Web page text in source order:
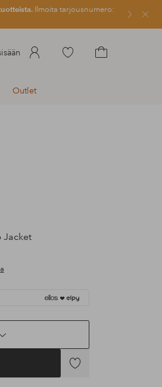
Ilmoita tarjousnumero:
Sulje
Siirry
Outlet
Jacket
Lisää